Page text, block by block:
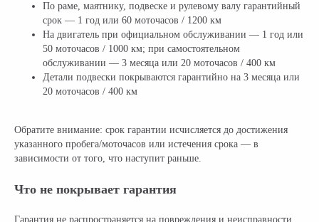
По раме, маятнику, подвеске и рулевому валу гарантийный
срок — 1 год или 60 моточасов / 1200 км
На двигатель при официальном обслуживании — 1 год или
50 моточасов / 1000 км; при самостоятельном
обслуживании — 3 месяца или 20 моточасов / 400 км
Детали подвески покрываются гарантийно на 3 месяца или
20 моточасов / 400 км
Обратите внимание: срок гарантии исчисляется до достижения
указанного пробега/моточасов или истечения срока — в
зависимости от того, что наступит раньше.
Что не покрывает гарантия
Гарантия не распространяется на повреждения и неисправности,
+ 7 (495) 320-95-25
по всей России
info@citycoco-russia.com
Записаться на тест-драйв
Получить консультацию